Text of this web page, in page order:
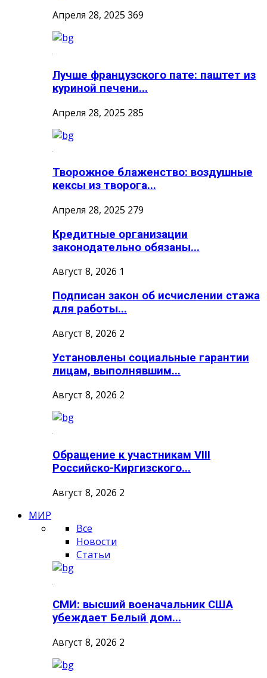
Апреля 28, 2025 369
Лучше французского пате: паштет из
куриной печени...
Апреля 28, 2025 285
Творожное блаженство: воздушные
кексы из творога...
Апреля 28, 2025 279
Кредитные организации
законодательно обязаны...
Август 8, 2026 1
Подписан закон об исчислении стажа
для работы...
Август 8, 2026 2
Установлены социальные гарантии
лицам, выполнявшим...
Август 8, 2026 2
Обращение к участникам VIII
Российско-Киргизского...
Август 8, 2026 2
МИР
Все
Новости
Статьи
СМИ: высший военачальник США
убеждает Белый дом...
Август 8, 2026 2